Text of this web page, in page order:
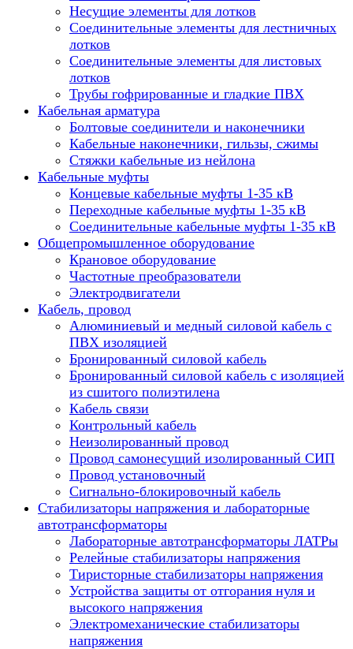
Несущие элементы для лотков
Соединительные элементы для лестничных
лотков
Соединительные элементы для листовых
лотков
Трубы гофрированные и гладкие ПВХ
Кабельная арматура
Болтовые соединители и наконечники
Кабельные наконечники, гильзы, сжимы
Стяжки кабельные из нейлона
Кабельные муфты
Концевые кабельные муфты 1-35 кВ
Переходные кабельные муфты 1-35 кВ
Соединительные кабельные муфты 1-35 кВ
Общепромышленное оборудование
Крановое оборудование
Частотные преобразователи
Электродвигатели
Кабель, провод
Алюминиевый и медный силовой кабель с
ПВХ изоляцией
Бронированный силовой кабель
Бронированный силовой кабель с изоляцией
из сшитого полиэтилена
Кабель связи
Контрольный кабель
Неизолированный провод
Провод самонесущий изолированный СИП
Провод установочный
Сигнально-блокировочный кабель
Стабилизаторы напряжения и лабораторные
автотрансформаторы
Лабораторные автотрансформаторы ЛАТРы
Релейные стабилизаторы напряжения
Тиристорные стабилизаторы напряжения
Устройства защиты от отгорания нуля и
высокого напряжения
Электромеханические стабилизаторы
напряжения